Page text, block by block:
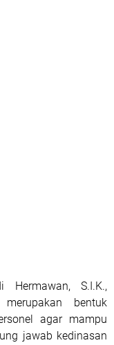
Hermawan, S.I.K.,
bentuk
agar mampu
jawab kedinasan